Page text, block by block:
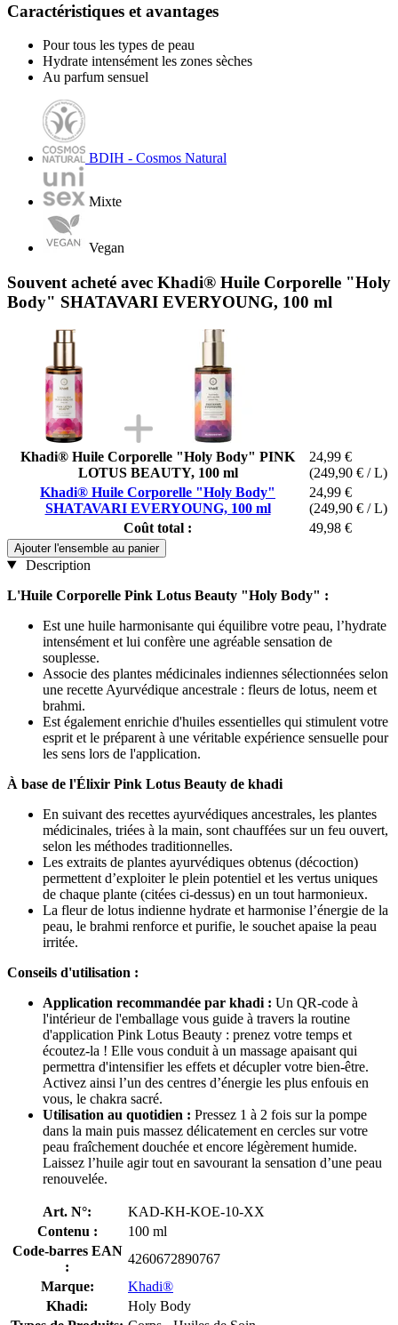
Caractéristiques et avantages
Pour tous les types de peau
Hydrate intensément les zones sèches
Au parfum sensuel
BDIH - Cosmos Natural
Mixte
Vegan
Souvent acheté avec Khadi® Huile Corporelle "Holy
Body" SHATAVARI EVERYOUNG, 100 ml
Khadi® Huile Corporelle "Holy Body" PINK
LOTUS BEAUTY, 100 ml
24,99 €
(249,90 € / L)
Khadi® Huile Corporelle "Holy Body"
SHATAVARI EVERYOUNG, 100 ml
24,99 €
(249,90 € / L)
Coût total :
49,98 €
Ajouter l'ensemble au panier
Description
L'Huile Corporelle Pink Lotus Beauty "Holy Body" :
Est une huile harmonisante qui équilibre votre peau, l’hydrate
intensément et lui confère une agréable sensation de
souplesse.
Associe des plantes médicinales indiennes sélectionnées selon
une recette Ayurvédique ancestrale : fleurs de lotus, neem et
brahmi.
Est également enrichie d'huiles essentielles qui stimulent votre
esprit et le préparent à une véritable expérience sensuelle pour
les sens lors de l'application.
À base de l'Élixir Pink Lotus Beauty de khadi
En suivant des recettes ayurvédiques ancestrales, les plantes
médicinales, triées à la main, sont chauffées sur un feu ouvert,
selon les méthodes traditionnelles.
Les extraits de plantes ayurvédiques obtenus (décoction)
permettent d’exploiter le plein potentiel et les vertus uniques
de chaque plante (citées ci-dessus) en un tout harmonieux.
La fleur de lotus indienne hydrate et harmonise l’énergie de la
peau, le brahmi renforce et purifie, le souchet apaise la peau
irritée.
Conseils d'utilisation :
Application recommandée par khadi : Un QR-code à
l'intérieur de l'emballage vous guide à travers la routine
d'application Pink Lotus Beauty : prenez votre temps et
écoutez-la ! Elle vous conduit à un massage apaisant qui
permettra d'intensifier les effets et décupler votre bien-être.
Activez ainsi l’un des centres d’énergie les plus enfouis en
vous, le chakra sacré.
Utilisation au quotidien : Pressez 1 à 2 fois sur la pompe
dans la main puis massez délicatement en cercles sur votre
peau fraîchement douchée et encore légèrement humide.
Laissez l’huile agir tout en savourant la sensation d’une peau
renouvelée.
Art. N°:
KAD-KH-KOE-10-XX
Contenu :
100 ml
Code-barres EAN
:
4260672890767
Marque:
Khadi®
Khadi:
Holy Body